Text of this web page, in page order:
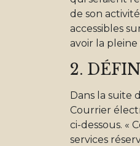
de son
accessibles
avoir la
2.
Dans la suite
Courrier
ci-dessous. «
services